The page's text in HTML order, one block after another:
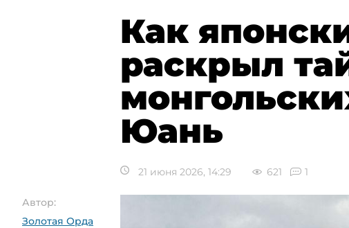
Как
раскрыл
Юань
21 июня 2026, 14:29 621 1
Автор:
Золотая Орда